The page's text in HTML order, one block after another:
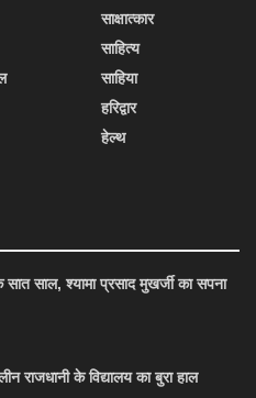
साक्षात्कार
साहित्य
साहिया
हरिद्वार
हेल्थ
साल, श्यामा प्रसाद मुखर्जी का सपना
राजधानी के विद्यालय का बुरा हाल